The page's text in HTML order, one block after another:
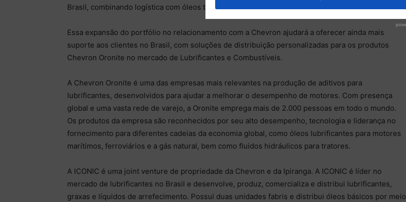
Brasil, combinando logística com óleos básicos premium e soluções em aditivos.
Essa expansão do portfólio no relacionamento com a Chevron ajudará a oferecer ainda mais
suporte aos clientes no Brasil, com soluções de distribuição personalizadas para os produtos
Chevron Oronite no mercado de Lubrificantes e Combustíveis.
A Chevron Oronite é uma das empresas mais relevantes na produção de aditivos para
lubrificantes, desenvolvidos para ajudar a melhorar o desempenho de motores. Com presença
global e uma vasta rede de varejo, a Oronite emprega mais de 2.000 pessoas em todo o mundo.
Os produtos da empresa são reconhecidos por seu alto desempenho, tecnologia e liderança no
fornecimento para diferentes cadeias da economia global, como óleos lubrificantes para motores
marítimos, ferroviários e a gás natural, bem como fluidos hidráulicos para tratores.
A ICONIC é uma joint venture de propriedade da Chevron e da Ipiranga. A ICONIC é líder no
mercado de lubrificantes no Brasil e desenvolve, produz, comercializa e distribui lubrificantes,
graxas e líquidos de arrefecimento. Possui duas unidades fabris e distribui óleos básicos por meio